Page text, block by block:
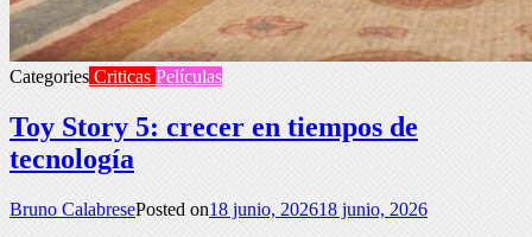
Categories Criticas Películas
Toy Story 5: crecer en tiempos de
tecnología
Bruno CalabresePosted on18 junio, 202618 junio, 2026